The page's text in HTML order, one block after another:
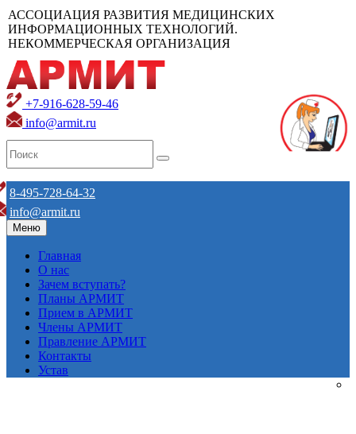
АССОЦИАЦИЯ РАЗВИТИЯ МЕДИЦИНСКИХ
ИНФОРМАЦИОННЫХ ТЕХНОЛОГИЙ.
НЕКОММЕРЧЕСКАЯ ОРГАНИЗАЦИЯ
+7-916-628-59-46
info@armit.ru
8-495-728-64-32
info@armit.ru
Меню
Главная
О нас
Зачем вступать?
Планы АРМИТ
Прием в АРМИТ
Члены АРМИТ
Правление АРМИТ
Контакты
Устав